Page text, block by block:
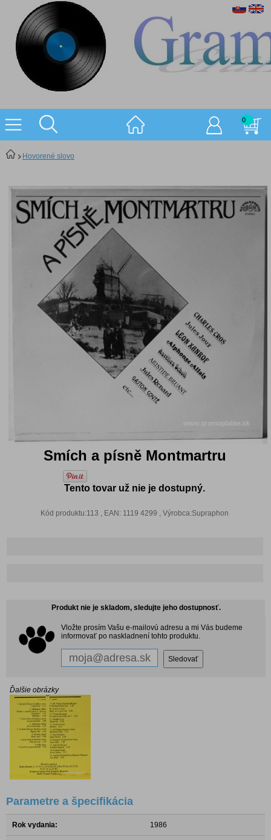
0
Hovorené slovo
Smích a písně Montmartru
Tento tovar už nie je dostupný.
Kód produktu:113 , EAN: 1119 4299 , Výrobca:Supraphon
Produkt nie je skladom, sledujte jeho dostupnosť.
Vložte prosím Vašu e-mailovú adresu a mi Vás budeme
informovať po naskladnení tohto produktu.
Ďalšie obrázky
Parametre a špecifikácia
Rok vydania: 1986